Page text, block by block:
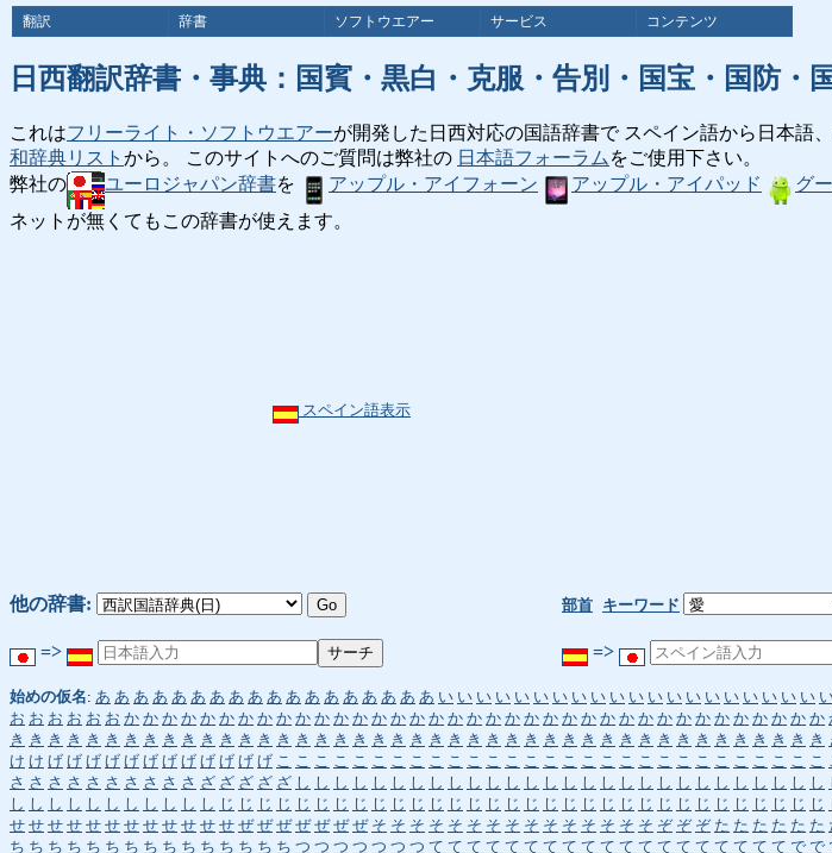
翻訳 辞書 ソフトウエアー サービス コンテンツ
日西翻訳辞書・事典：国賓・黒白・克服・告別・国宝・国防・
これはフリーライト・ソフトウエアーが開発した日西対応の国語辞書で スペイン語から日本語
和辞典リスト から。 このサイトへのご質問は弊社の 日本語フォーラム をご使用下さい。
弊社の
ユーロジャパン辞書を アップル・アイフォーン アップル・アイパッド グ
ネットが無くてもこの辞書が使えます。
スペイン語表示
他の辞書: 部首 キーワード
=> =>
始めの仮名: あ あ あ あ あ あ あ あ あ あ あ あ あ あ あ あ あ あ い い い い い い い い い い い い い い い い い い い い
お お お お お お か か か か か か か か か か か か か か か か か か か か か か か か か か か か か か か か か か か か か
き き き き き き き き き き き き き き き き き き き き き き き き き き き き き き き き き き き き き き き き き き き
け け げ げ げ げ げ げ げ げ げ げ げ げ こ こ こ こ こ こ こ こ こ こ こ こ こ こ こ こ こ こ こ こ こ こ こ こ こ こ こ こ こ
さ さ さ さ さ さ さ さ さ さ ざ ざ ざ ざ ざ し し し し し し し し し し し し し し し し し し し し し し し し し し し し
し し し し し し し し し し し じ じ じ じ じ じ じ じ じ じ じ じ じ じ じ じ じ じ じ じ じ じ じ じ じ じ じ じ じ じ じ じ
せ せ せ せ せ せ せ せ せ せ せ せ ぜ ぜ ぜ ぜ ぜ ぜ ぜ そ そ そ そ そ そ そ そ そ そ そ そ そ そ そ ぞ ぞ ぞ た た た た た た
ち ち ち ち ち ち ち ち ち ち ち ち ち ち ち つ つ つ つ つ つ つ て て て て て て て て て て て て て て て て て て て で で